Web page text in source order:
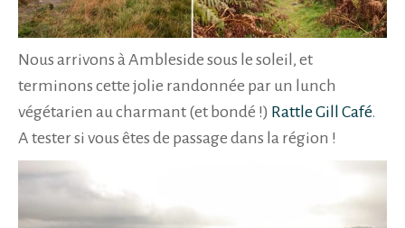
Nous arrivons à Ambleside sous le soleil, et
terminons cette jolie randonnée par un lunch
végétarien au charmant (et bondé !) Rattle Gill Café.
A tester si vous êtes de passage dans la région !